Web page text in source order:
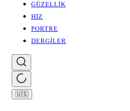
GÜZELLİK
HIZ
PORTRE
DERGİLER
🇺🇸